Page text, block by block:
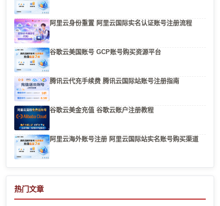
阿里云身份重置 阿里云国际实名认证账号注册流程
谷歌云美国账号 GCP账号购买资源平台
腾讯云代充手续费 腾讯云国际站账号注册指南
谷歌云美金充值 谷歌云账户注册教程
阿里云海外账号注册 阿里云国际站实名账号购买渠道
热门文章